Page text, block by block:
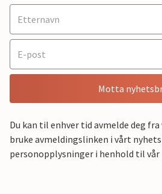
Motta
Du kan til enhver tid avmelde deg
bruke avmeldingslinken i vårt
personopplysninger i henhold til vår